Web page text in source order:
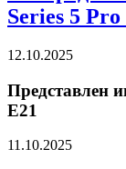
Series 5
12.10.2025
Представлен
E21
11.10.2025